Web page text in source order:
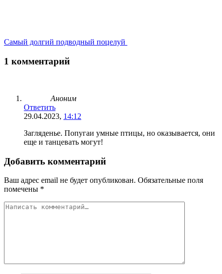
Cамый долгий подводный поцелуй
1 комментарий
Аноним
Ответить
29.04.2023, 14:12
Загляденье. Попугаи умные птицы, но оказывается, они
еще и танцевать могут!
Добавить комментарий
Ваш адрес email не будет опубликован. Обязательные поля
помечены *